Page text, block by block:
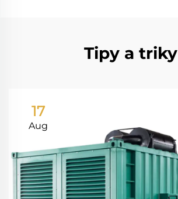
Tipy a triky
17
Aug